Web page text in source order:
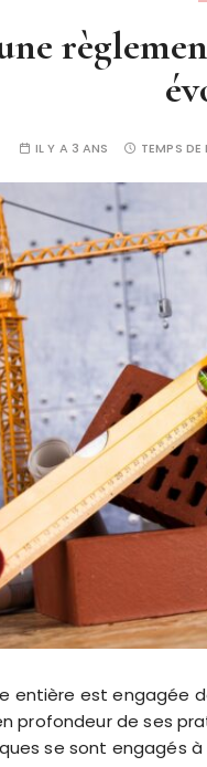
IL Y A 3 ANS TEMPS DE
entière est engagée
profondeur de ses
se sont engagés à